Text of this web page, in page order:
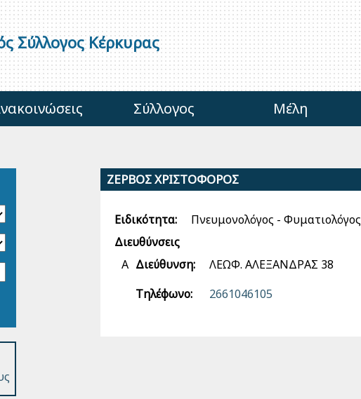
Σύλλογος Κέρκυρας
Σύλλογος Μέλη
ΖΕΡΒΟΣ ΧΡΙΣΤΟΦΟΡΟΣ
Ειδικότητα:
Πνευμονολόγος - Φυματιολόγος
Διευθύνσεις
Α Διεύθυνση:
ΛΕΩΦ. ΑΛΕΞΑΝΔΡΑΣ 38
Τηλέφωνο:
2661046105